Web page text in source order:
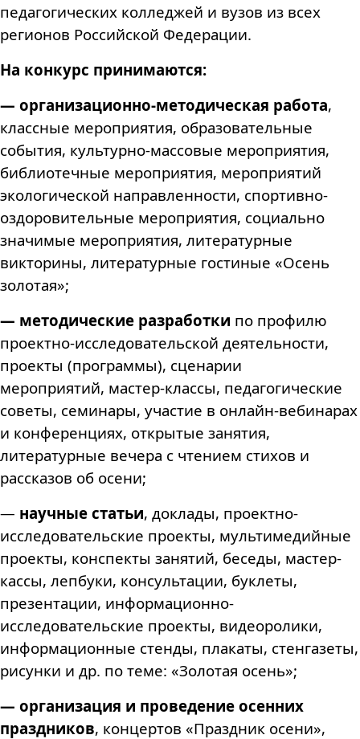
педагогических колледжей и вузов из всех
регионов Российской Федерации.
На конкурс принимаются:
— организационно-методическая работа,
классные мероприятия, образовательные
события, культурно-массовые мероприятия,
библиотечные мероприятия, мероприятий
экологической направленности, спортивно-
оздоровительные мероприятия, социально
значимые мероприятия, литературные
викторины, литературные гостиные «Осень
золотая»;
— методические разработки по профилю
проектно-исследовательской деятельности,
проекты (программы), сценарии
мероприятий, мастер-классы, педагогические
советы, семинары, участие в онлайн-вебинарах
и конференциях, открытые занятия,
литературные вечера с чтением стихов и
рассказов об осени;
— научные статьи, доклады, проектно-
исследовательские проекты, мультимедийные
проекты, конспекты занятий, беседы, мастер-
кассы, лепбуки, консультации, буклеты,
презентации, информационно-
исследовательские проекты, видеоролики,
информационные стенды, плакаты, стенгазеты,
рисунки и др. по теме: «Золотая осень»;
— организация и проведение осенних
праздников, концертов «Праздник осени»,